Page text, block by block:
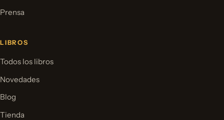
Prensa
LIBROS
Todos los libros
Novedades
Blog
Tienda